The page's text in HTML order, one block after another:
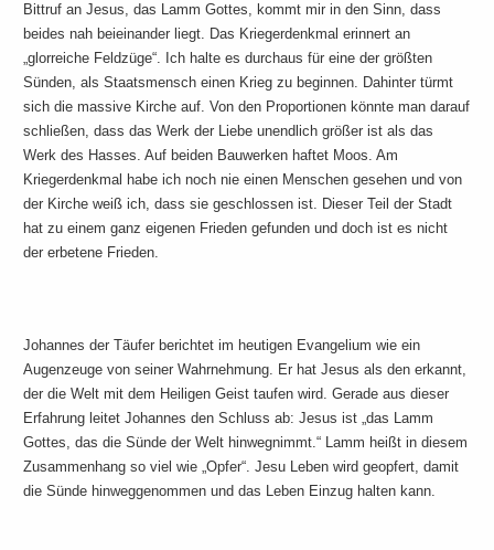
Bittruf an Jesus, das Lamm Gottes, kommt mir in den Sinn, dass
beides nah beieinander liegt. Das Kriegerdenkmal erinnert an
„glorreiche Feldzüge“. Ich halte es durchaus für eine der größten
Sünden, als Staatsmensch einen Krieg zu beginnen. Dahinter türmt
sich die massive Kirche auf. Von den Proportionen könnte man darauf
schließen, dass das Werk der Liebe unendlich größer ist als das
Werk des Hasses. Auf beiden Bauwerken haftet Moos. Am
Kriegerdenkmal habe ich noch nie einen Menschen gesehen und von
der Kirche weiß ich, dass sie geschlossen ist. Dieser Teil der Stadt
hat zu einem ganz eigenen Frieden gefunden und doch ist es nicht
der erbetene Frieden.
Johannes der Täufer berichtet im heutigen Evangelium wie ein
Augenzeuge von seiner Wahrnehmung. Er hat Jesus als den erkannt,
der die Welt mit dem Heiligen Geist taufen wird. Gerade aus dieser
Erfahrung leitet Johannes den Schluss ab: Jesus ist „das Lamm
Gottes, das die Sünde der Welt hinwegnimmt.“ Lamm heißt in diesem
Zusammenhang so viel wie „Opfer“. Jesu Leben wird geopfert, damit
die Sünde hinweggenommen und das Leben Einzug halten kann.